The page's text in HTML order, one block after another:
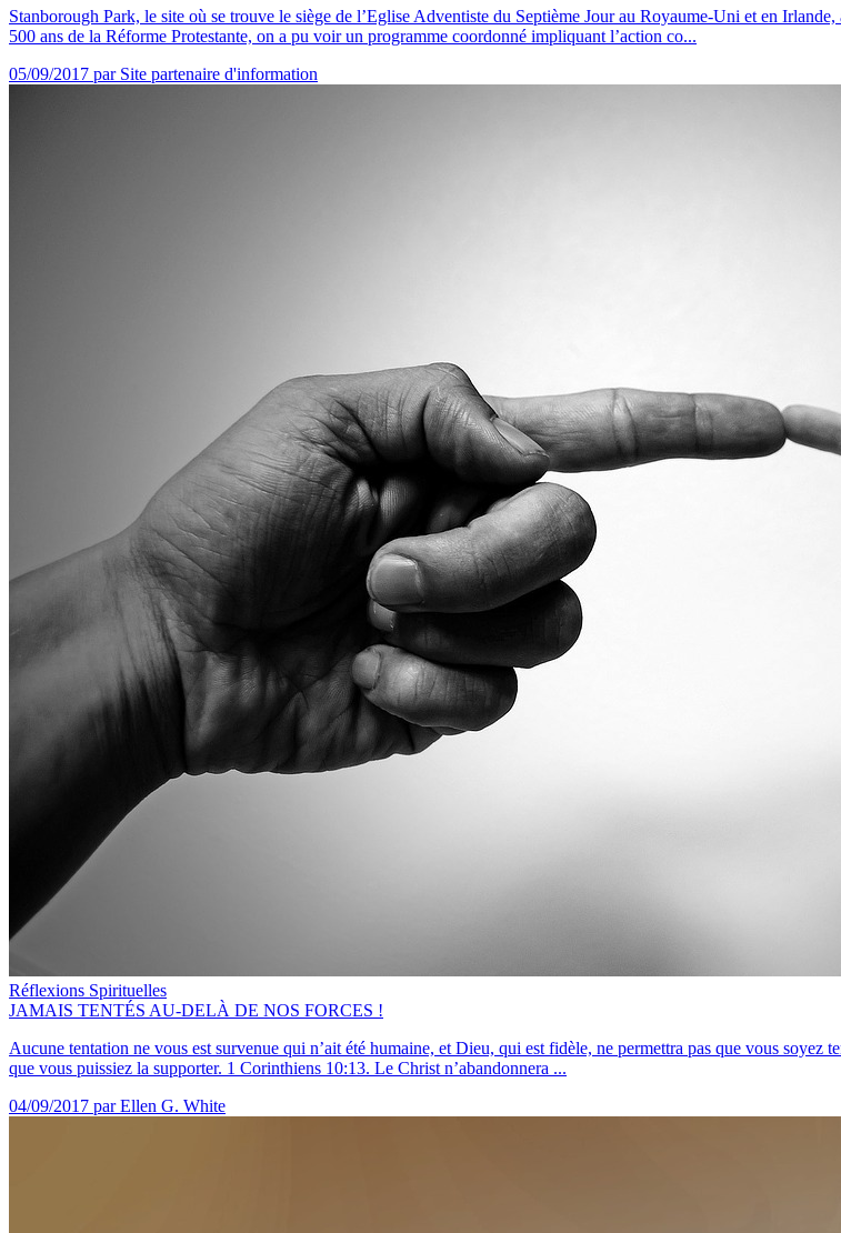
Stanborough Park, le site où se trouve le siège de l’Eglise Adventiste du Septième Jour au Royaume-Uni et en
500 ans de la Réforme Protestante, on a pu voir un programme coordonné impliquant l’action co...
05/09/2017 par Site partenaire d'information
Réflexions Spirituelles
JAMAIS TENTÉS AU-DELÀ DE NOS FORCES !
Aucune tentation ne vous est survenue qui n’ait été humaine, et Dieu, qui est fidèle, ne permettra pas que vous soyez
que vous puissiez la supporter. 1 Corinthiens 10:13. Le Christ n’abandonnera ...
04/09/2017 par Ellen G. White